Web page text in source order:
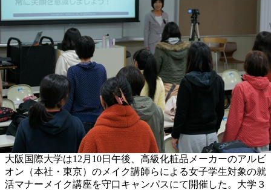
大阪国際大学は12月10日午後、高級化粧品メーカーのアルビ
オン（本社・東京）のメイク講師らによる女子学生対象の就
活マナーメイク講座を守口キャンパスにて開催した。大学３